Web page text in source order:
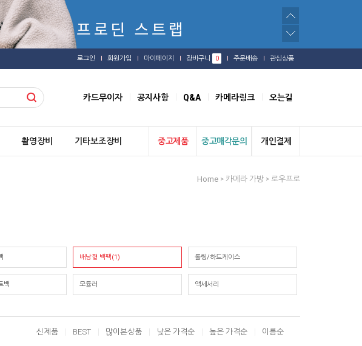
로그인 회원가입 마이페이지 장바구니 0 주문배송 관심상품
카드무이자 공지사항 Q&A 카메라링크 오는길
촬영장비 기타보조장비 중고제품 중고매각문의 개인결제
Home > 카메라 가방 > 로우프로
배낭형 백팩(1) 롤링/하드케이스
백 모듈러 액세서리
신제품 BEST 많이본상품 낮은 가격순 높은 가격순 이름순